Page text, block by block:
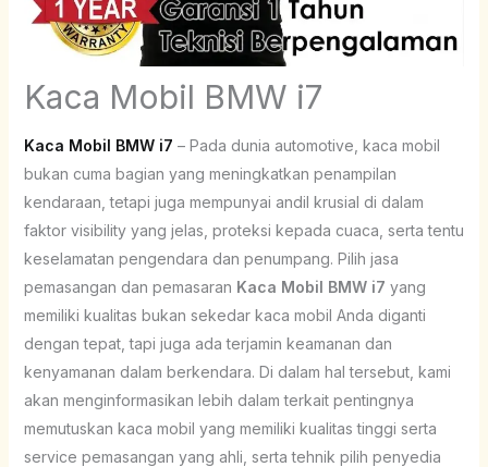
Kaca Mobil BMW i7
Kaca Mobil BMW i7 – Pada dunia automotive, kaca mobil
bukan cuma bagian yang meningkatkan penampilan
kendaraan, tetapi juga mempunyai andil krusial di dalam
faktor visibility yang jelas, proteksi kepada cuaca, serta tentu
keselamatan pengendara dan penumpang. Pilih jasa
pemasangan dan pemasaran Kaca Mobil BMW i7 yang
memiliki kualitas bukan sekedar kaca mobil Anda diganti
dengan tepat, tapi juga ada terjamin keamanan dan
kenyamanan dalam berkendara. Di dalam hal tersebut, kami
akan menginformasikan lebih dalam terkait pentingnya
memutuskan kaca mobil yang memiliki kualitas tinggi serta
service pemasangan yang ahli, serta tehnik pilih penyedia